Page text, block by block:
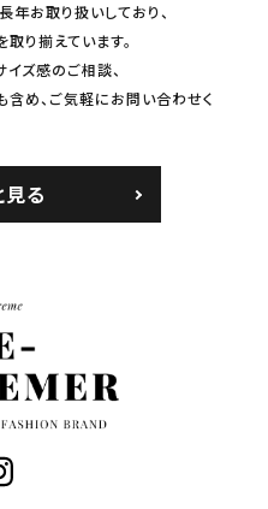
お取り扱いしており、
り揃えています。
ズ感のご相談、
め、ご気軽にお問い合わせく
見る